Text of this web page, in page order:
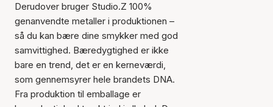
Derudover bruger Studio.Z 100%
genanvendte metaller i produktionen –
så du kan bære dine smykker med god
samvittighed. Bæredygtighed er ikke
bare en trend, det er en kerneværdi,
som gennemsyrer hele brandets DNA.
Fra produktion til emballage er